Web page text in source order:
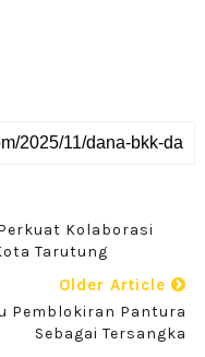
Kolaborasi
Tarutung
Older Article
Pemblokiran Pantura
Sebagai Tersangka